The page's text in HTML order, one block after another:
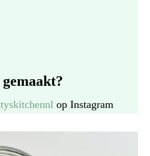
op Instagram